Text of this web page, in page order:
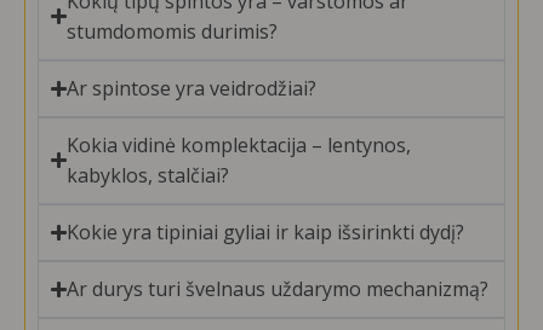
stumdomomis durimis?
Ar spintose yra veidrodžiai?
Kokia vidinė komplektacija – lentynos,
kabyklos, stalčiai?
Kokie yra tipiniai gyliai ir kaip išsirinkti dydį?
Ar durys turi švelnaus uždarymo mechanizmą?